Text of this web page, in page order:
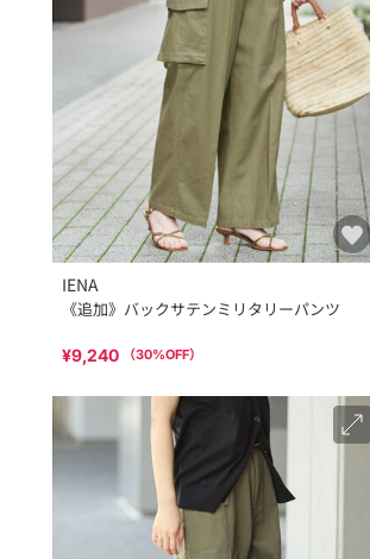
IENA
《追加》バックサテンミリタリーパンツ
¥9,240 （30%OFF）